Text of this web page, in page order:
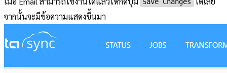
จากนั้นจะมีข้อความแสดงขึ้นมา